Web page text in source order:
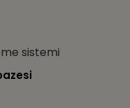
sistemi